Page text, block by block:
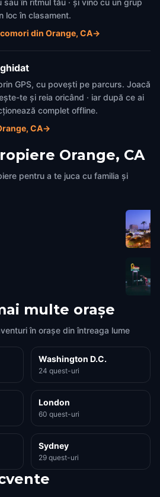
în ritmul tău · și vino cu un grup
loc în clasament.
din Orange, CA→
GPS, cu povești pe parcurs. Joacă
te și reia oricând · iar după ce ai
complet offline.
CA→
Orange, CA
pentru a te juca cu familia și
multe orașe
în orașe din întreaga lume
Washington D.C.
24 quest-uri
London
60 quest-uri
Sydney
29 quest-uri